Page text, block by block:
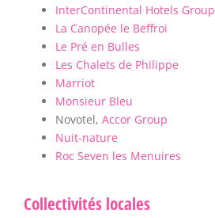
InterContinental Hotels Group
La Canopée le Beffroi
Le Pré en Bulles
Les Chalets de Philippe
Marriot
Monsieur Bleu
Novotel, Accor Group
Nuit-nature
Roc Seven les Menuires
Collectivités locales